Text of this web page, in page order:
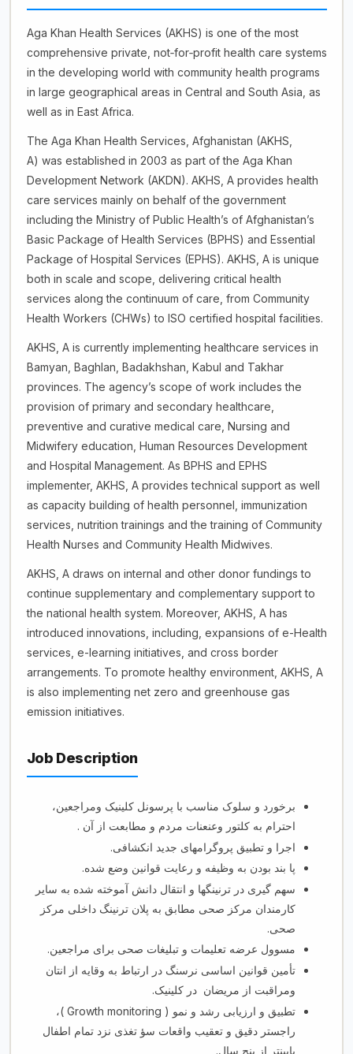
Aga Khan Health Services (AKHS) is one of the most
comprehensive private, not‐for‐profit health care systems
in the developing world with community health programs
in large geographical areas in Central and South Asia, as
well as in East Africa.
The Aga Khan Health Services, Afghanistan (AKHS,
A) was established in 2003 as part of the Aga Khan
Development Network (AKDN). AKHS, A provides health
care services mainly on behalf of the government
including the Ministry of Public Health’s of Afghanistan’s
Basic Package of Health Services (BPHS) and Essential
Package of Hospital Services (EPHS). AKHS, A is unique
both in scale and scope, delivering critical health
services along the continuum of care, from Community
Health Workers (CHWs) to ISO certified hospital facilities.
AKHS, A is currently implementing healthcare services in
Bamyan, Baghlan, Badakhshan, Kabul and Takhar
provinces. The agency’s scope of work includes the
provision of primary and secondary healthcare,
preventive and curative medical care, Nursing and
Midwifery education, Human Resources Development
and Hospital Management. As BPHS and EPHS
implementer, AKHS, A provides technical support as well
as capacity building of health personnel, immunization
services, nutrition trainings and the training of Community
Health Nurses and Community Health Midwives.
AKHS, A draws on internal and other donor fundings to
continue supplementary and complementary support to
the national health system. Moreover, AKHS, A has
introduced innovations, including, expansions of e-Health
services, e-learning initiatives, and cross border
arrangements. To promote healthy environment, AKHS, A
is also implementing net zero and greenhouse gas
emission initiatives.
Job Description
برخورد و سلوک مناسب با پرسونل کلینیک ومراجعین،
احترام به کلتور وعنعنات مردم و مطابعت از آن .
اجرا و تطبیق پروگرام­های جدید انکشافی.
پا بند بودن به وظیفه و رعایت قوانین وضع شده.
سهم گیری در ترنینگ­ها و انتقال دانش آموخته شده به سایر
کارمندان مرکز صحی مطابق به پلان ترنینگ داخلی مرکز
صحی.
مسوول عرضه تعلیمات و تبلیغات صحی براى مراجعين.
تأمین قوانین اساسى نرسنگ در ارتباط به وقایه از انتان
ومراقبت از مریضان در کلینیک.
تطبيق و ارزيابى رشد و نمو Growth monitoring ) )،
راجستر دقیق و تعقیب واقعات سؤ تغذی نزد تمام اطفال
پایینتر از پنج سال.